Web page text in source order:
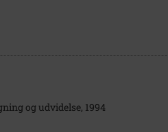
og udvidelse, 1994